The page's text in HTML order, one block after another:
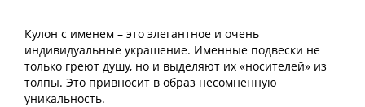
Кулон с именем – это элегантное и очень
индивидуальные украшение. Именные подвески не
только греют душу, но и выделяют их «носителей» из
толпы. Это привносит в образ несомненную
уникальность.